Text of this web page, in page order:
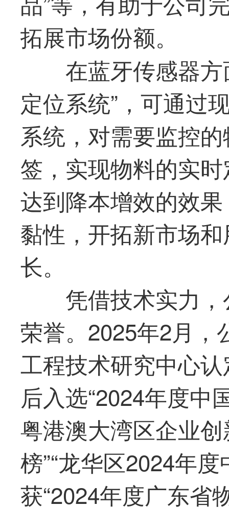
拓展市场份额。
在蓝牙传感器
定位系统”，可通过
系统，对需要监控
签，实现物料的实
达到降本增效的效
黏性，开拓新市场
长。
凭借技术实力
荣誉。2025年2月，
工程技术研究中心
后入选“2024年度中
粤港澳大湾区企业
榜”“龙华区2024年
获“2024年度广东省